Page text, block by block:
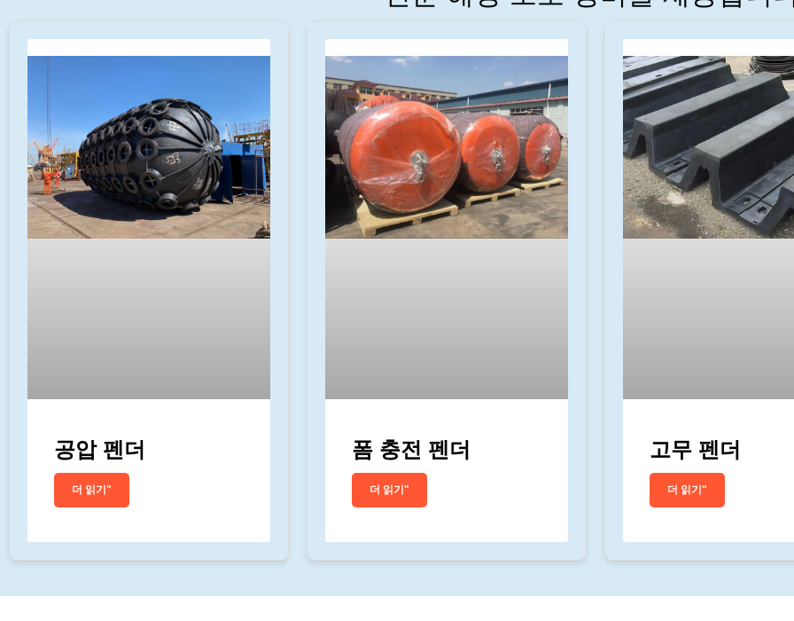
공압 펜더
더 읽기"
폼 충전 펜더
더 읽기"
고무 펜더
더 읽기"